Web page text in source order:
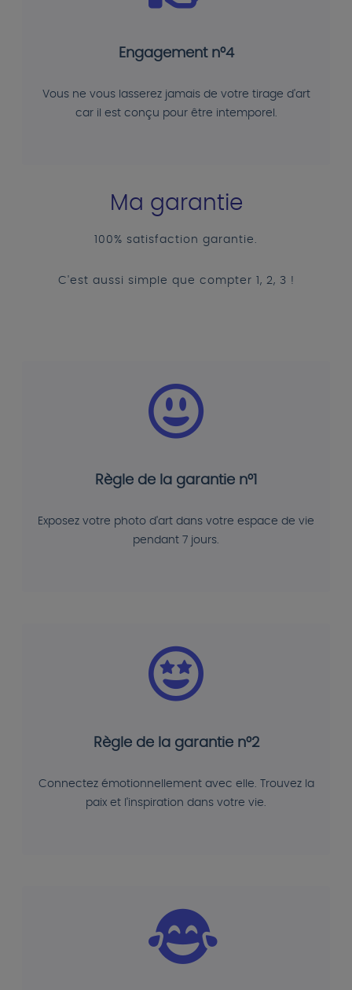
Engagement n°4
Vous ne vous lasserez jamais de votre tirage d'art
car il est conçu pour être intemporel.
Ma garantie
100% satisfaction garantie.
C'est aussi simple que compter 1, 2, 3 !
Règle de la garantie n°1
Exposez votre photo d'art dans votre espace de vie
pendant 7 jours.
Règle de la garantie n°2
Connectez émotionnellement avec elle. Trouvez la
paix et l'inspiration dans votre vie.